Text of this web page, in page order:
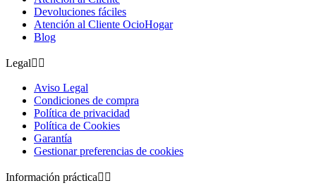
Devoluciones fáciles
Atención al Cliente OcioHogar
Blog
Legal 
Aviso Legal
Condiciones de compra
Política de privacidad
Política de Cookies
Garantía
Gestionar preferencias de cookies
Información práctica 